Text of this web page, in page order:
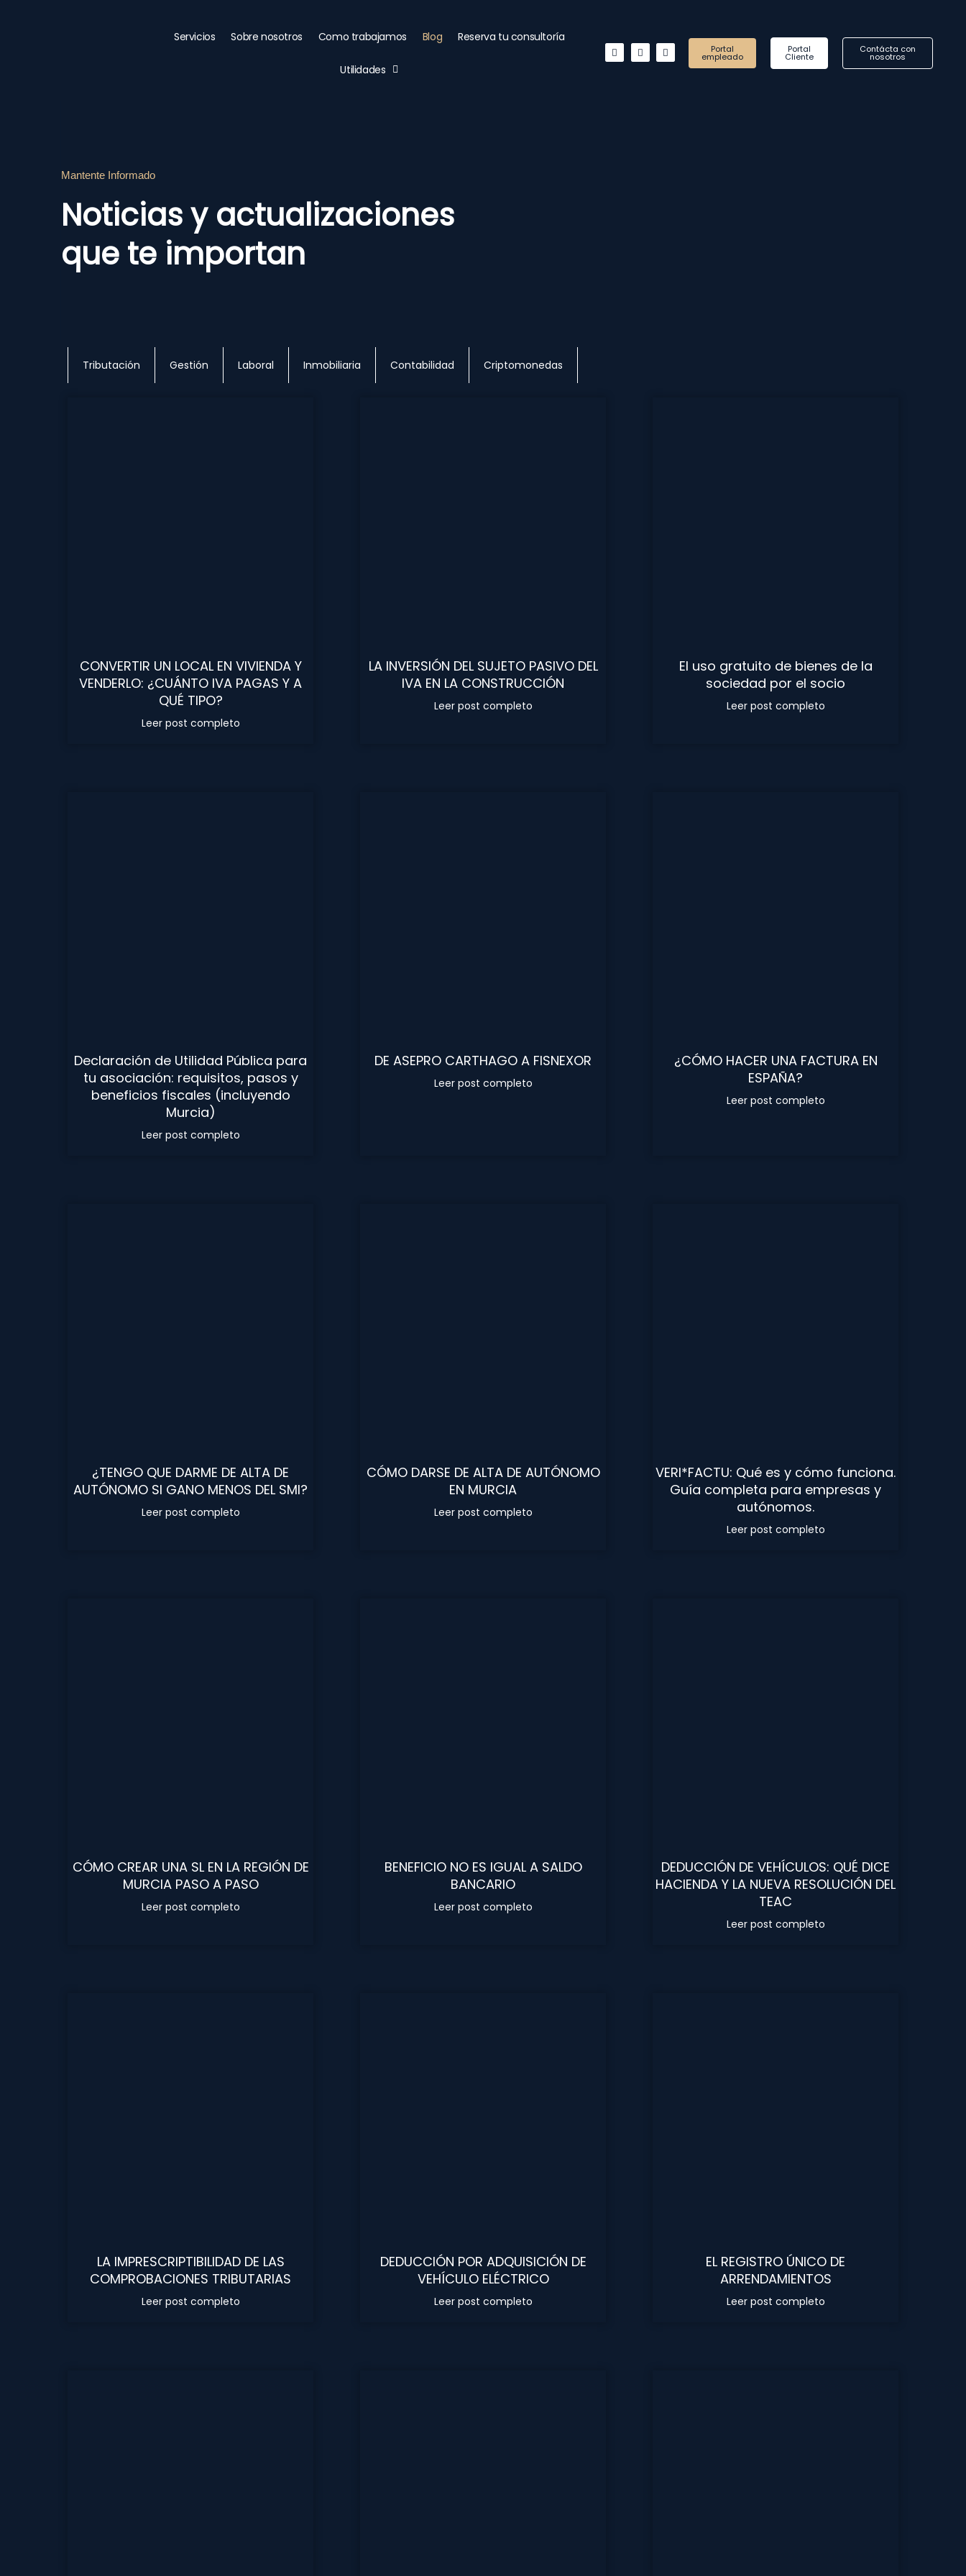
Servicios Sobre nosotros Como trabajamos Blog Reserva tu consultoría
Utilidades
LinkedinInstagramWhatsappPortal
empleado
Portal
Cliente
Contácta con
nosotros
Mantente Informado
Noticias y actualizaciones
que te importan
Tributación Gestión Laboral Inmobiliaria Contabilidad Criptomonedas
CONVERTIR UN LOCAL EN VIVIENDA Y
VENDERLO: ¿CUÁNTO IVA PAGAS Y A
QUÉ TIPO?
Leer post completo
LA INVERSIÓN DEL SUJETO PASIVO DEL
IVA EN LA CONSTRUCCIÓN
Leer post completo
El uso gratuito de bienes de la
sociedad por el socio
Leer post completo
Declaración de Utilidad Pública para
tu asociación: requisitos, pasos y
beneficios fiscales (incluyendo
Murcia)
Leer post completo
DE ASEPRO CARTHAGO A FISNEXOR
Leer post completo
¿CÓMO HACER UNA FACTURA EN
ESPAÑA?
Leer post completo
¿TENGO QUE DARME DE ALTA DE
AUTÓNOMO SI GANO MENOS DEL SMI?
Leer post completo
CÓMO DARSE DE ALTA DE AUTÓNOMO
EN MURCIA
Leer post completo
VERI*FACTU: Qué es y cómo funciona.
Guía completa para empresas y
autónomos.
Leer post completo
CÓMO CREAR UNA SL EN LA REGIÓN DE
MURCIA PASO A PASO
Leer post completo
BENEFICIO NO ES IGUAL A SALDO
BANCARIO
Leer post completo
DEDUCCIÓN DE VEHÍCULOS: QUÉ DICE
HACIENDA Y LA NUEVA RESOLUCIÓN DEL
TEAC
Leer post completo
LA IMPRESCRIPTIBILIDAD DE LAS
COMPROBACIONES TRIBUTARIAS
Leer post completo
DEDUCCIÓN POR ADQUISICIÓN DE
VEHÍCULO ELÉCTRICO
Leer post completo
EL REGISTRO ÚNICO DE
ARRENDAMIENTOS
Leer post completo